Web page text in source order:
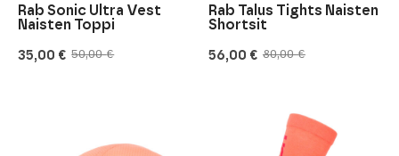
50,00€
Alkuperäinen
35,00 €
Nykyinen
Rab Sonic Ultra Vest
Naisten Toppi
80,00€
Alkuperäinen
56,00 €
Nykyinen
Rab Talus Tights Naisten
Shortsit